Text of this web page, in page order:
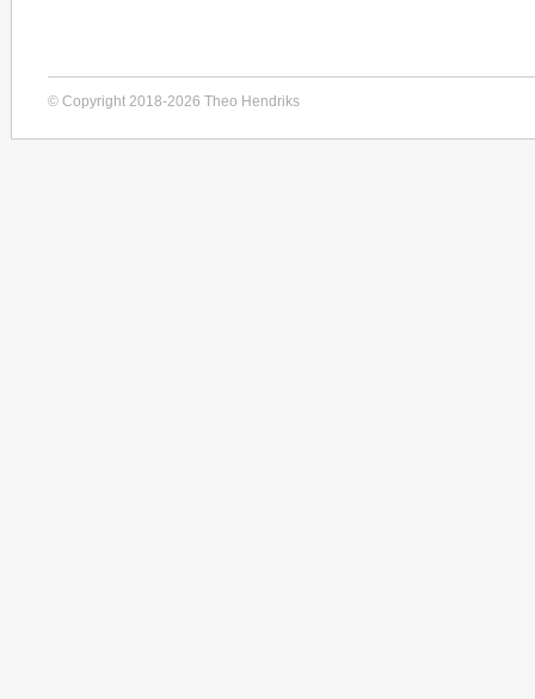
© Copyright 2018-2026 Theo Hendriks